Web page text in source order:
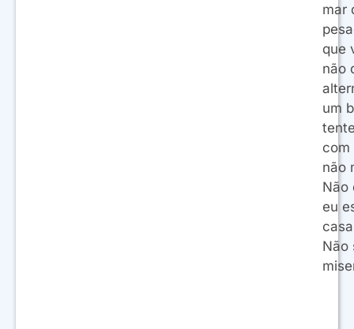
mar
que
não
um
com
não
Não
eu
Não